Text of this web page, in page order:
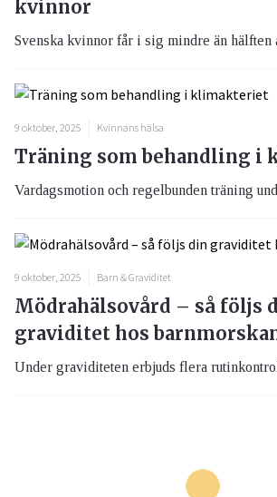
kvinnor
Svenska kvinnor får i sig mindre än hälften
9 oktober, 2025 Kvinnans hälsa
Träning som behandling i
Vardagsmotion och regelbunden träning
9 oktober, 2025 Barn & Graviditet
Mödrahälsovård – så följs
graviditet hos
Under graviditeten erbjuds flera